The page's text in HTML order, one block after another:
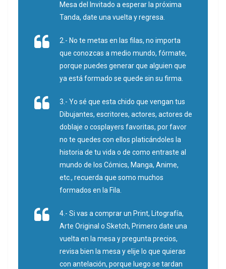
Mesa del Invitado a esperar la próxima
Tanda, date una vuelta y regresa.
2.- No te metas en las filas, no importa
que conozcas a medio mundo, fórmate,
porque puedes generar que alguien que
ya está formado se quede sin su firma.
3.- Yo sé que esta chido que vengan tus
Dibujantes, escritores, actores, actores de
doblaje o cosplayers favoritas, por favor
no te quedes con ellos platicándoles la
historia de tu vida o de como entraste al
mundo de los Cómics, Manga, Anime,
etc., recuerda que somo muchos
formados en la Fila.
4.- Si vas a comprar un Print, Litografía,
Arte Original o Sketch, Primero date una
vuelta en la mesa y pregunta precios,
revisa bien la mesa y elije lo que quieras
con antelación, porque luego se tardan